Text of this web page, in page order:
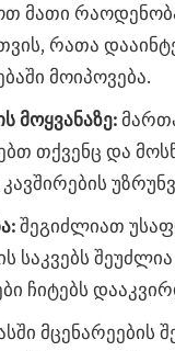
რათა
მოიპოვება.
მოყვანაზე:
თქვენც და
შეგიძლიათ
საკვებს
ჩიტებს
მცენარეების